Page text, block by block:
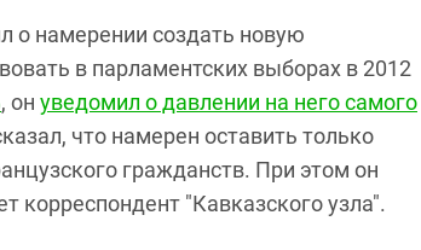
о намерении создать новую
в парламентских выборах в 2012
, он уведомил о давлении на него самого
что намерен оставить только
гражданств. При этом он
корреспондент "Кавказского узла".